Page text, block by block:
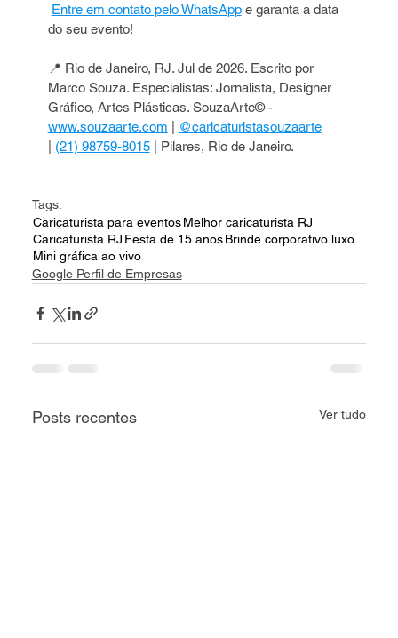
Entre em contato pelo WhatsApp e garanta a data
do seu evento!
📍 Rio de Janeiro, RJ. Jul de 2026. Escrito por
Marco Souza. Especialistas: Jornalista, Designer
Gráfico, Artes Plásticas. SouzaArte© -
www.souzaarte.com
@caricaturistasouzaarte
(21) 98759-8015 | Pilares, Rio de Janeiro.
Tags:
Caricaturista para eventos Melhor caricaturista RJ
Caricaturista RJ Festa de 15 anos Brinde corporativo luxo
Mini gráfica ao vivo
Google Perfil de Empresas
Posts recentes Ver tudo